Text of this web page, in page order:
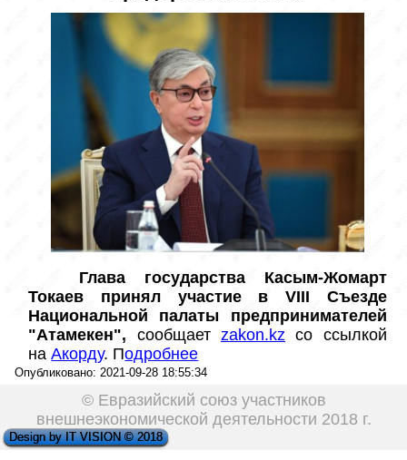
Глава государства Касым-Жомарт
Токаев принял участие в VIII Съезде
Национальной палаты предпринимателей
"Атамекен", сообщает zakon.kz со ссылкой
на Акорду. Подробнее
Опубликовано: 2021-09-28 18:55:34
© Евразийский союз участников
внешнеэкономической деятельности 2018 г.
Design by IT VISION © 2018